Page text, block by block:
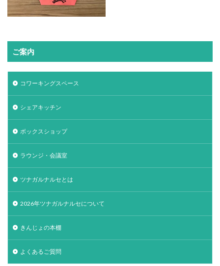
ご案内
コワーキングスペース
シェアキッチン
ボックスショップ
ラウンジ・会議室
ツナガルナルセとは
2026年ツナガルナルセについて
きんじょの本棚
よくあるご質問